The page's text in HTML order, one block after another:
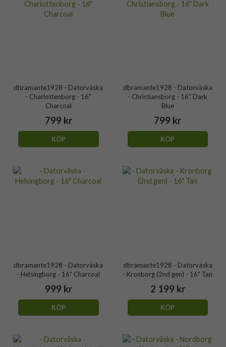
dbramante1928 - Datorväska
- Charlottenborg - 16"
Charcoal
799 kr
KÖP
dbramante1928 - Datorväska
- Christiansborg - 16" Dark
Blue
799 kr
KÖP
dbramante1928 - Datorväska
- Helsingborg - 16" Charcoal
999 kr
KÖP
dbramante1928 - Datorväska
- Kronborg (2nd gen) - 16" Tan
2 199 kr
KÖP